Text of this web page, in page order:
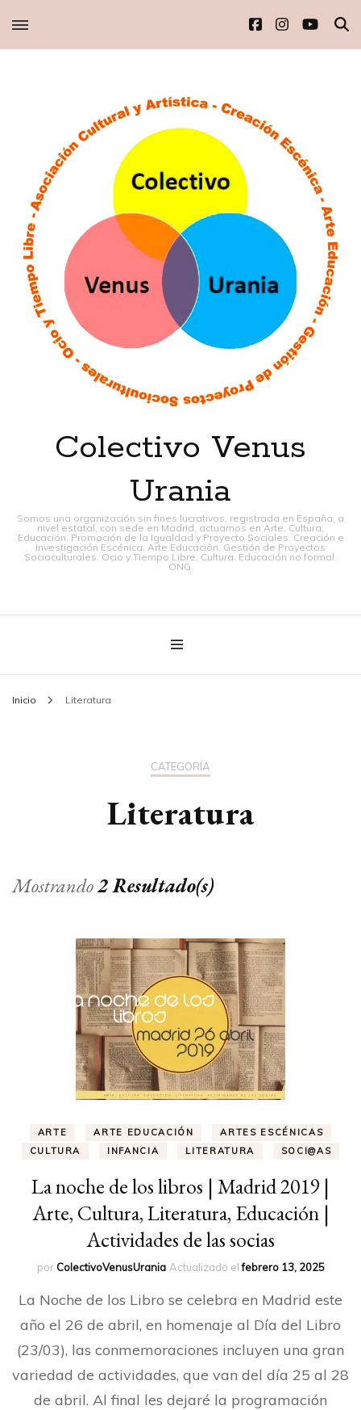
Colectivo Venus
Urania
Somos una organización sin fines lucrativos, registrada en España, a
nivel estatal, con sede en Madrid, actuamos en Arte, Cultura,
Educación, Promoción de la Igualdad y Proyecto Sociales. Creación e
Investigación Escénica. Arte Educación. Gestión de Proyectos
Socioculturales. Ocio y Tiempo Libre. Cultura. Educación no formal.
ONG.
Inicio Literatura
CATEGORÍA
Literatura
Mostrando2 Resultado(s)
ARTE ARTE EDUCACIÓN
ARTES ESCÉNICAS
CULTURA
INFANCIA LITERATURA SOCI@AS
La noche de los libros | Madrid 2019 |
Arte, Cultura, Literatura, Educación |
Actividades de las socias
porColectivoVenusUrania Actualizado elfebrero 13, 2025
La Noche de los Libro se celebra en Madrid este
año el 26 de abril, en homenaje al Día del Libro
(23/03), las conmemoraciones incluyen una gran
variedad de actividades, que van del día 25 al 28
de abril. Al final les dejaré la programación